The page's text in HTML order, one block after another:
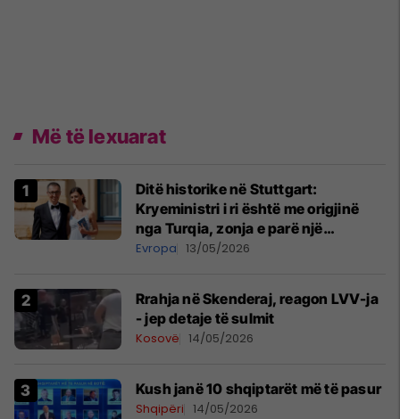
Më të lexuarat
Ditë historike në Stuttgart:
Kryeministri i ri është me origjinë
nga Turqia, zonja e parë një
shqiptare nga Kanadaja
Evropa 13/05/2026
Rrahja në Skenderaj, reagon LVV-ja
- jep detaje të sulmit
Kosovë 14/05/2026
Kush janë 10 shqiptarët më të pasur
Shqipëri 14/05/2026